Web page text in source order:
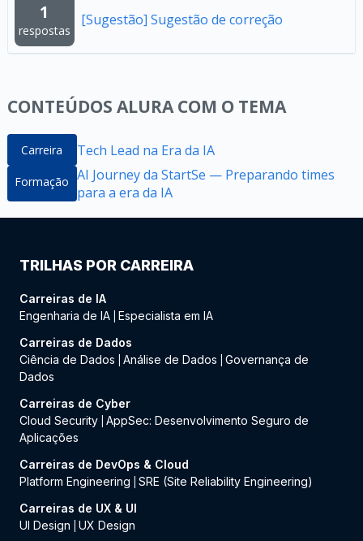
1
respostas
[Sugestão] Sugestão de correção
CONTEÚDOS ALURA COM O TEMA
Carreira Tech Lead na Era da IA
Formação AI Journey da StartSe — Preparando times
para a era da IA
TRILHAS POR CARREIRA
Carreiras de IA
Engenharia de IA Especialista em IA
Carreiras de Dados
Ciência de Dados
Análise de Dados
Governança de
Dados
Carreiras de Cyber
Cloud Security AppSec: Desenvolvimento Seguro de
Aplicações
Carreiras de DevOps & Cloud
Platform Engineering
SRE (Site Reliability Engineering)
Carreiras de UX & UI
UI Design
UX Design